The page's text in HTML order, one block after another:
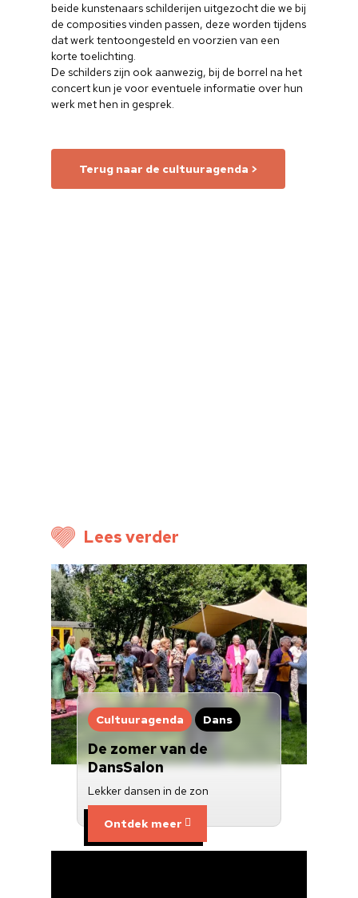
beide kunstenaars schilderijen uitgezocht die we bij
de composities vinden passen, deze worden tijdens
dat werk tentoongesteld en voorzien van een
korte toelichting.
De schilders zijn ook aanwezig, bij de borrel na het
concert kun je voor eventuele informatie over hun
werk met hen in gesprek.
Terug naar de cultuuragenda >
Lees verder
Cultuuragenda Dans
De zomer van de
DansSalon
Lekker dansen in de zon
Ontdek meer
Over ons
Nieuwsbrief
Doneren